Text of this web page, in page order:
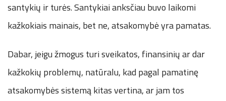
santykių ir turės. Santykiai anksčiau buvo laikomi
kažkokiais mainais, bet ne, atsakomybė yra pamatas.
Dabar, jeigu žmogus turi sveikatos, finansinių ar dar
kažkokių problemų, natūralu, kad pagal pamatinę
atsakomybės sistemą kitas vertina, ar jam tos